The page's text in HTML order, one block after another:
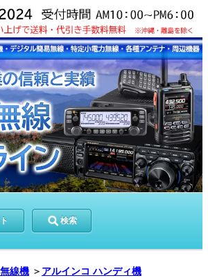
検索
線機 ＞ アルインコ ハンディ機